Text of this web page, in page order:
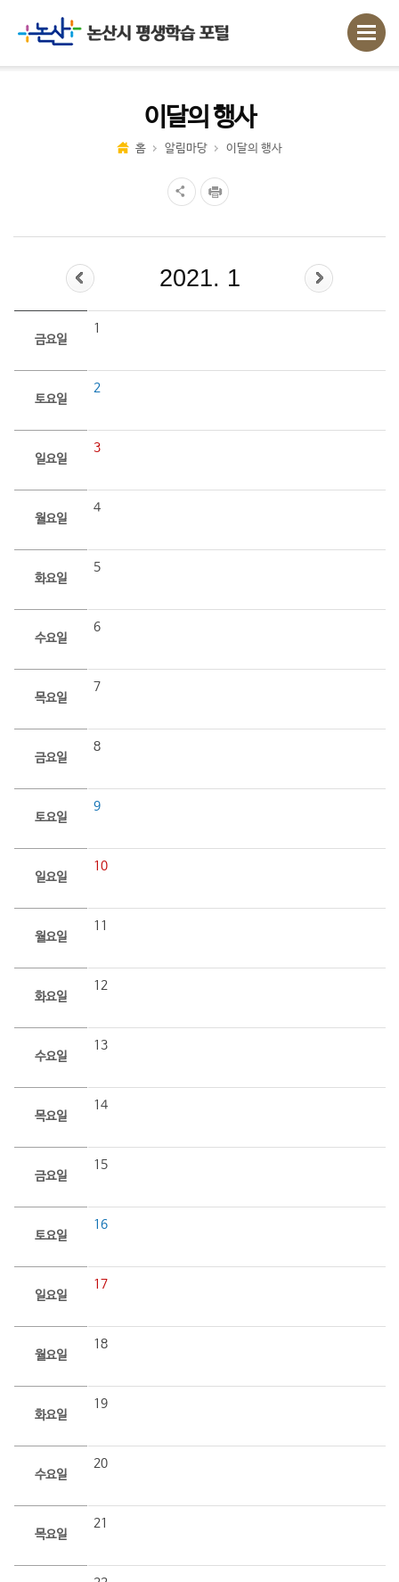
이달의 행사
홈 알림마당 이달의 행사
2021. 1
금요일
1
토요일
2
일요일
3
월요일
4
화요일
5
수요일
6
목요일
7
금요일
8
토요일
9
일요일
10
월요일
11
화요일
12
수요일
13
목요일
14
금요일
15
토요일
16
일요일
17
월요일
18
화요일
19
수요일
20
목요일
21